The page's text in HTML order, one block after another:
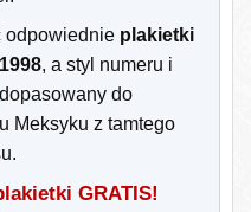
odpowiednie plakietki
, a styl numeru i
do
Meksyku z tamtego
GRATIS!